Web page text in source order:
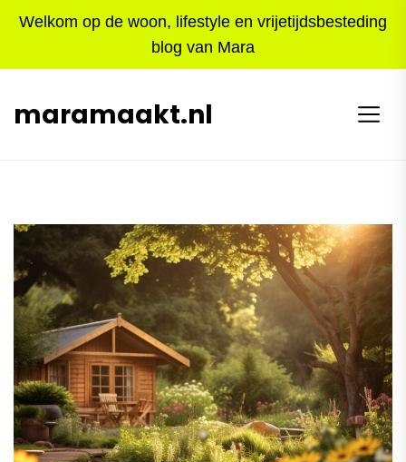
Welkom op de woon, lifestyle en vrijetijdsbesteding
blog van Mara
maramaakt.nl